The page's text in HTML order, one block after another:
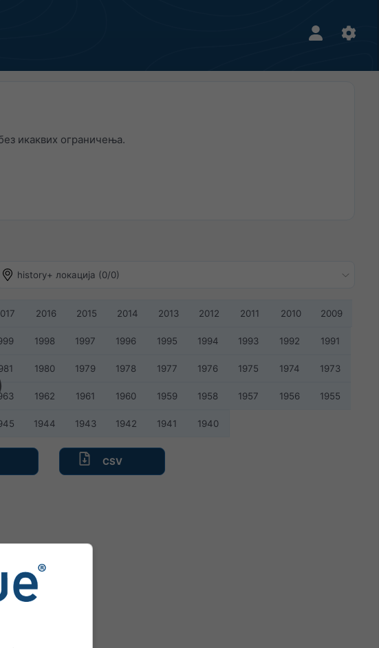
икаквих ограничења.
history+ локација (0/0)
2016 2015 2014 2013 2012 2011 2010 2009
1998 1997 1996 1995 1994 1993 1992 1991
1980 1979 1978 1977 1976 1975 1974 1973
1962 1961 1960 1959 1958 1957 1956 1955
1944 1943 1942 1941 1940